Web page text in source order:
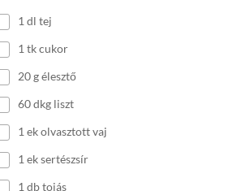
1 dl tej
1 tk cukor
20 g élesztő
60 dkg liszt
1 ek olvasztott vaj
1 ek sertészsír
1 db tojás